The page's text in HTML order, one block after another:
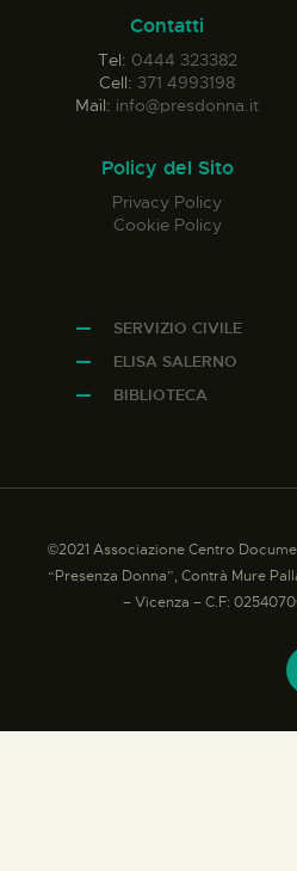
Contatti
Tel: 0444 323382
Cell: 371 4993198
Mail: info@presdonna.it
Policy del Sito
Privacy Policy
Cookie Policy
SERVIZIO CIVILE
ELISA SALERNO
BIBLIOTECA
©2021 Associazione Centro
“Presenza Donna”, Contrà Mure
– Vicenza – C.F: